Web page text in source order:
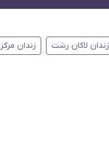
زندان لاکان رشت زندان